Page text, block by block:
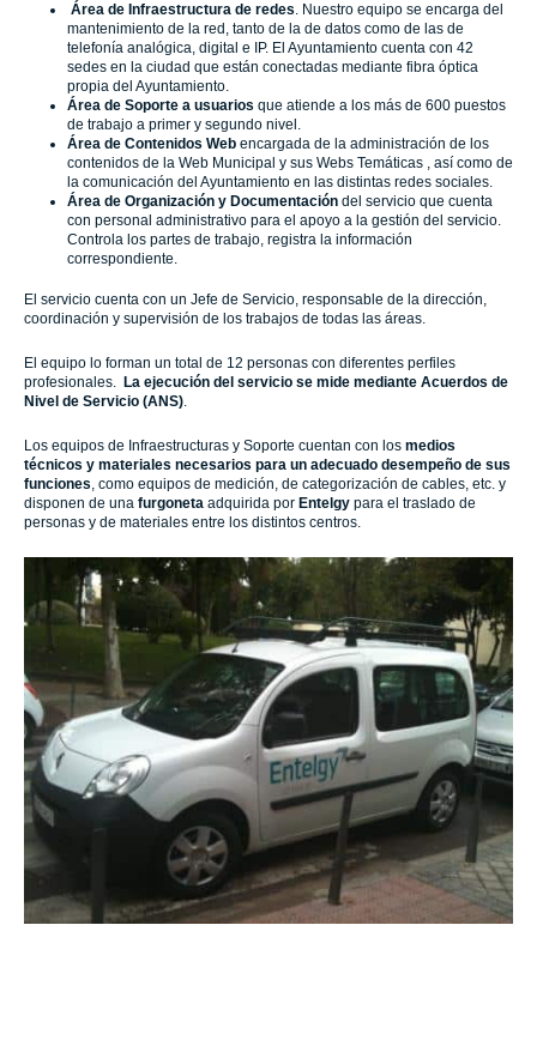
Área de Infraestructura de redes. Nuestro equipo se encarga del
mantenimiento de la red, tanto de la de datos como de las de
telefonía analógica, digital e IP. El Ayuntamiento cuenta con 42
sedes en la ciudad que están conectadas mediante fibra óptica
propia del Ayuntamiento.
Área de Soporte a usuarios que atiende a los más de 600 puestos
de trabajo a primer y segundo nivel.
Área de Contenidos Web encargada de la administración de los
contenidos de la Web Municipal y sus Webs Temáticas , así como de
la comunicación del Ayuntamiento en las distintas redes sociales.
Área de Organización y Documentación del servicio que cuenta
con personal administrativo para el apoyo a la gestión del servicio.
Controla los partes de trabajo, registra la información
correspondiente.
El servicio cuenta con un Jefe de Servicio, responsable de la dirección,
coordinación y supervisión de los trabajos de todas las áreas.
El equipo lo forman un total de 12 personas con diferentes perfiles
profesionales. La ejecución del servicio se mide mediante Acuerdos de
Nivel de Servicio (ANS).
Los equipos de Infraestructuras y Soporte cuentan con los medios
técnicos y materiales necesarios para un adecuado desempeño de sus
funciones, como equipos de medición, de categorización de cables, etc. y
disponen de una furgoneta adquirida por Entelgy para el traslado de
personas y de materiales entre los distintos centros.